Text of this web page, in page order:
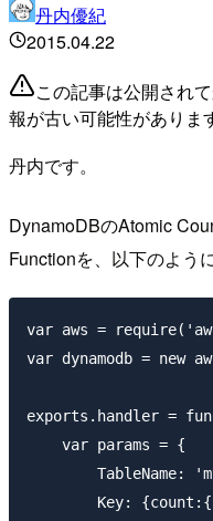
丹内優紀
2015.04.22
この記事は公開され
報が古い可能性がありま
丹内です。
DynamoDBのAtomic
Functionを、以下のよう
var aws =
var dynamodb = new
exports.handler =
    var params = {
TableName:
Key: